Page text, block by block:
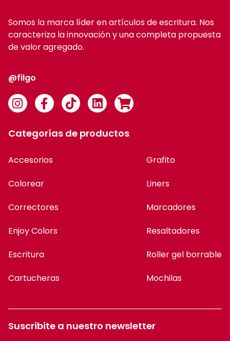
Somos la marca líder en artículos de escritura. Nos
caracteriza la innovación y una completa propuesta
de valor agregado.
@filgo
Categorías de productos
Accesorios
Colorear
Correctores
Enjoy Colors
Escritura
Cartucheras
Grafito
Liners
Marcadores
Resaltadores
Roller gel borrable
Mochilas
Suscribite a nuestro newsletter